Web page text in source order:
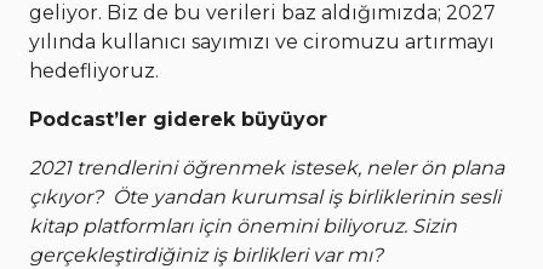
geliyor. Biz de bu verileri baz aldığımızda; 2027
yılında kullanıcı sayımızı ve ciromuzu artırmayı
hedefliyoruz.
Podcast’ler giderek büyüyor
2021 trendlerini öğrenmek istesek, neler ön plana
çıkıyor? Öte yandan kurumsal iş birliklerinin sesli
kitap platformları için önemini biliyoruz. Sizin
gerçekleştirdiğiniz iş birlikleri var mı?